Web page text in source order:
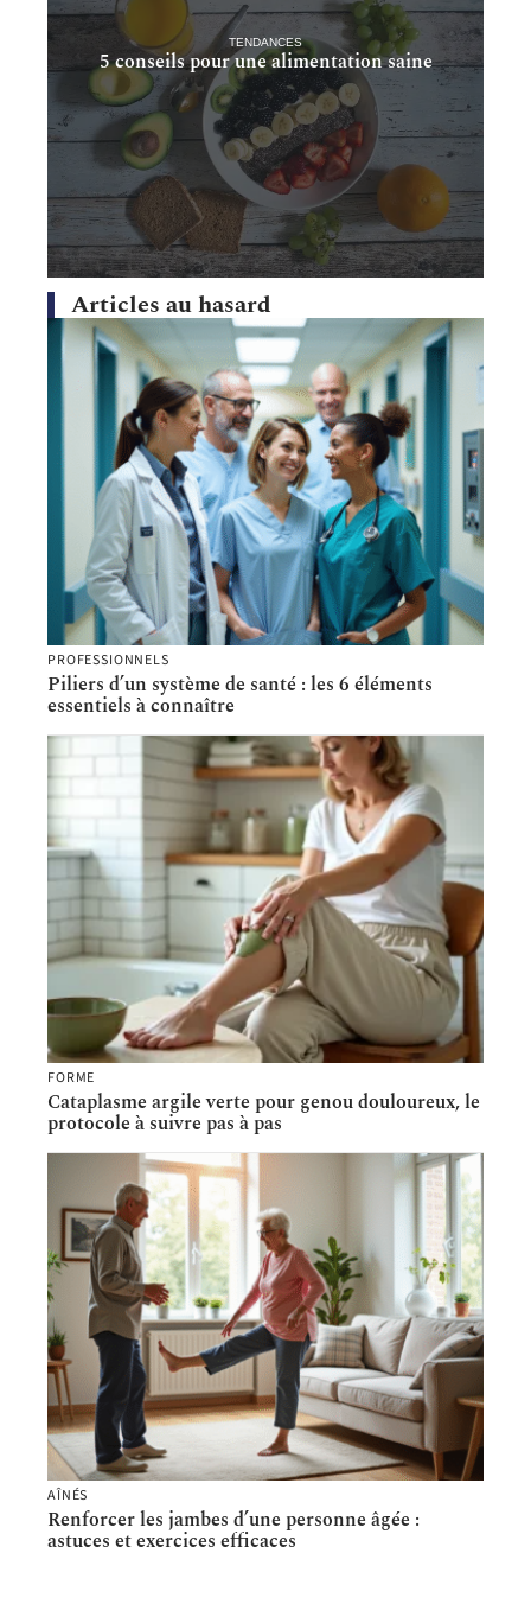
TENDANCES
5 conseils pour une alimentation saine
Articles au hasard
PROFESSIONNELS
Piliers d’un système de santé : les 6 éléments
essentiels à connaître
FORME
Cataplasme argile verte pour genou douloureux, le
protocole à suivre pas à pas
AÎNÉS
Renforcer les jambes d’une personne âgée :
astuces et exercices efficaces